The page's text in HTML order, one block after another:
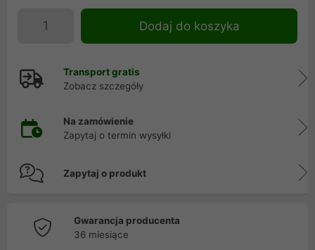
Dodaj do koszyka
Transport gratis
Zobacz szczegóły
Na zamówienie
Zapytaj o termin wysyłki
Zapytaj o produkt
Gwarancja producenta
36 miesiące